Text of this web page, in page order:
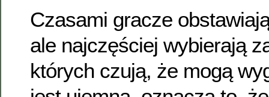
Czasami gracze
ale najczęściej wybierają
których czują, że mogą